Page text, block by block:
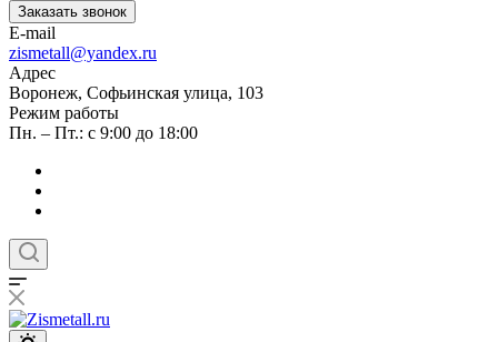
Заказать звонок
E-mail
zismetall@yandex.ru
Адрес
Воронеж, Софьинская улица, 103
Режим работы
Пн. – Пт.: с 9:00 до 18:00